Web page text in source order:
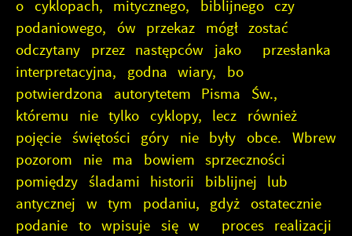
o cyklopach, mitycznego, biblijnego czy
podaniowego, ów przekaz mógł zostać
odczytany przez następców jako przesłanka
interpretacyjna, godna wiary, bo
potwierdzona autorytetem Pisma Św.,
któremu nie tylko cyklopy, lecz również
pojęcie świętości góry nie były obce. Wbrew
pozorom nie ma bowiem sprzeczności
pomiędzy śladami historii biblijnej lub
antycznej w tym podaniu, gdyż ostatecznie
podanie to wpisuje się w proces realizacji